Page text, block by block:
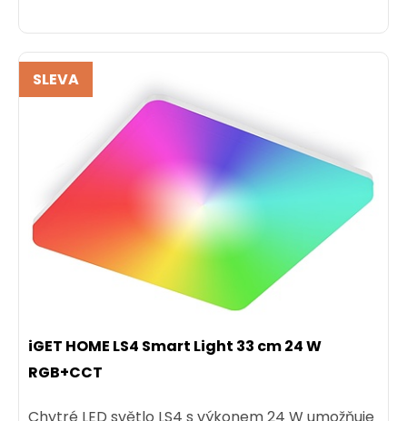
SLEVA
iGET HOME LS4 Smart Light 33 cm 24 W
RGB+CCT